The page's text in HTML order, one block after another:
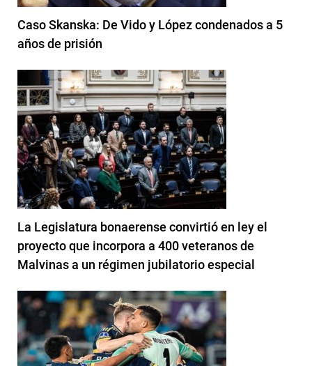
Caso Skanska: De Vido y López condenados a 5
años de prisión
La Legislatura bonaerense convirtió en ley el
proyecto que incorpora a 400 veteranos de
Malvinas a un régimen jubilatorio especial